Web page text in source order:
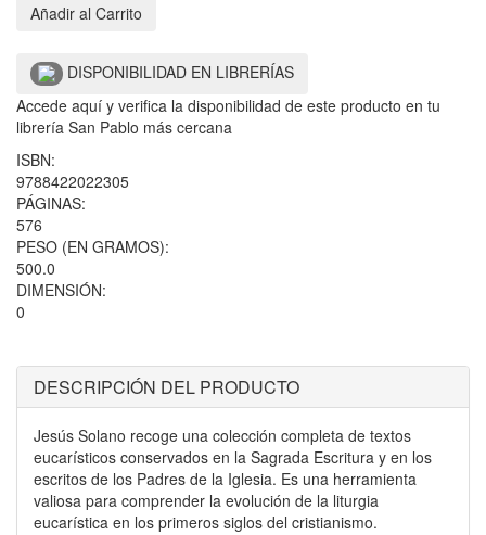
Añadir al Carrito
DISPONIBILIDAD EN LIBRERÍAS
Accede aquí y verifica la disponibilidad de este producto en tu
librería San Pablo más cercana
ISBN:
9788422022305
PÁGINAS:
576
PESO (EN GRAMOS):
500.0
DIMENSIÓN:
0
DESCRIPCIÓN DEL PRODUCTO
Jesús Solano recoge una colección completa de textos
eucarísticos conservados en la Sagrada Escritura y en los
escritos de los Padres de la Iglesia. Es una herramienta
valiosa para comprender la evolución de la liturgia
eucarística en los primeros siglos del cristianismo.